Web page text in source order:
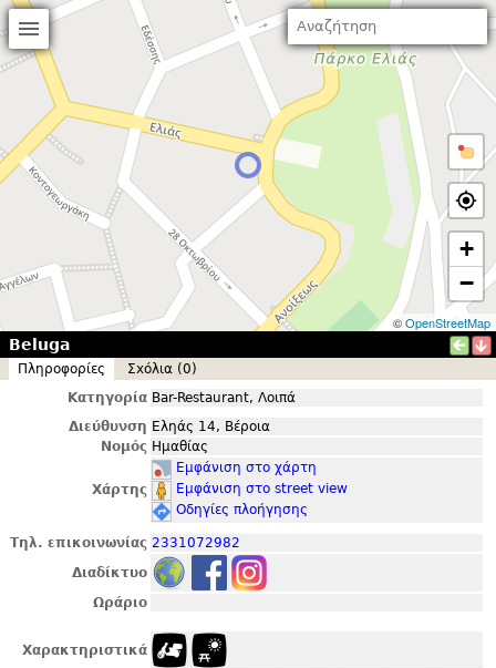
+
−
©OpenStreetMap
Beluga
Πληροφορίες
Σxόλια (0)
Κατηγορία Bar-Restaurant, Λοιπά
Διεύθυνση Εληάς 14, Βέροια
Νομός Ημαθίας
Χάρτης
Εμφάνιση στο χάρτη
Εμφάνιση στο street view
Οδηγίες πλοήγησης
Τηλ. επικοινωνίας 2331072982
Διαδίκτυο
Ωράριο
Χαρακτηριστικά